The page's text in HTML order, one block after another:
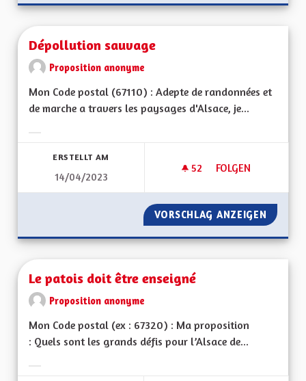
Dépollution sauvage
Proposition anonyme
Mon Code postal (67110) : Adepte de randonnées et
de marche a travers les paysages d'Alsace, je...
ERSTELLT AM
14/04/2023
52 52 FOLLOWER
FOLGEN
DÉPOLLUTION
VORSCHLAG ANZEIGEN
Le patois doit être enseigné
Proposition anonyme
Mon Code postal (ex : 67320) : Ma proposition
: Quels sont les grands défis pour l’Alsace de...